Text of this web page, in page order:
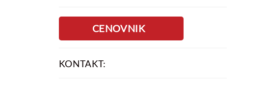
CENOVNIK
KONTAKT: